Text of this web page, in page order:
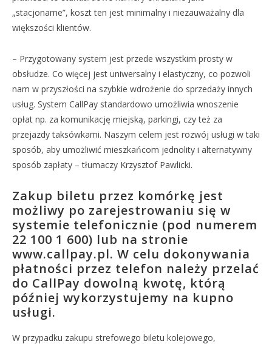
„stacjonarne”, koszt ten jest minimalny i niezauważalny dla
większości klientów.
– Przygotowany system jest przede wszystkim prosty w
obsłudze. Co więcej jest uniwersalny i elastyczny, co pozwoli
nam w przyszłości na szybkie wdrożenie do sprzedaży innych
usług. System CallPay standardowo umożliwia wnoszenie
opłat np. za komunikację miejską, parkingi, czy też za
przejazdy taksówkami. Naszym celem jest rozwój usługi w taki
sposób, aby umożliwić mieszkańcom jednolity i alternatywny
sposób zapłaty – tłumaczy Krzysztof Pawlicki.
Zakup biletu przez komórkę jest
możliwy po zarejestrowaniu się w
systemie telefonicznie (pod numerem
22 100 1 600) lub na stronie
www.callpay.pl. W celu dokonywania
płatności przez telefon należy przelać
do CallPay dowolną kwotę, którą
później wykorzystujemy na kupno
usługi.
W przypadku zakupu strefowego biletu kolejowego,